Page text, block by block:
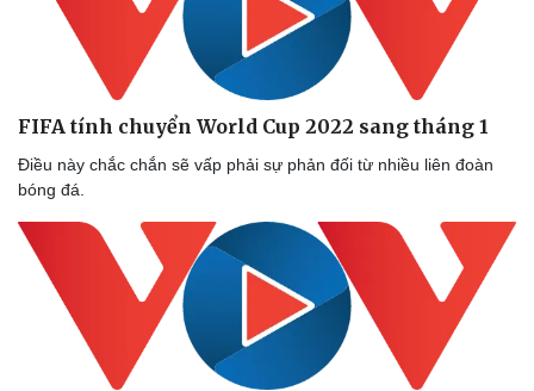
Thể thao
Bóng đá
Lịch thi đấu bóng đá
Thế giới thể thao
Ô tô - Xe máy
Xe máy
Tư vấn
FIFA tính chuyển World Cup 2022 sang tháng 1
Điều này chắc chắn sẽ vấp phải sự phản đối từ nhiều liên đoàn
bóng đá.